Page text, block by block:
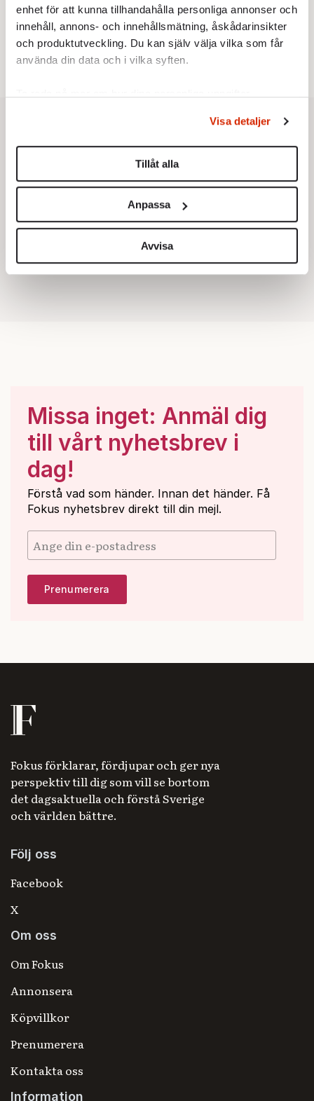
enhet för att kunna tillhandahålla personliga annonser och
innehåll, annons- och innehållsmätning, åskådarinsikter
och produktutveckling. Du kan själv välja vilka som får
använda din data och i vilka syften.
Du kan ändra eller dra tillbaka ditt samtycke när som
helst från cookie-förklaringen.
Vi använder enhetsidentifierare för att anpassa innehållet
för sociala medier och analysera vår trafik. Vi
vidarebefordrar även sådana identifierare och annan
information från din enhet till de sociala medier och
annons- och analysföretag som vi samarbetar med.
Dessa kan i sin tur kombinera informationen med annan
Visa detaljer
Tillåt alla
Anpassa
Avvisa
5.Därför liknar Putin både tsaren och Stalin
Av: Bengt Jangfeldt
6.Christoffer Jonsson:Inte nu igen, Vänsterpartiet!
Missa inget: Anmäl dig
till vårt nyhetsbrev i
dag!
Förstå vad som händer. Innan det händer. Få
Fokus nyhetsbrev direkt till din mejl.
Fokus förklarar, fördjupar och ger nya
perspektiv till dig som vill se bortom
det dagsaktuella och förstå Sverige
och världen bättre.
Följ oss
Facebook
X
Om oss
Om Fokus
Annonsera
Köpvillkor
Prenumerera
Kontakta oss
Information